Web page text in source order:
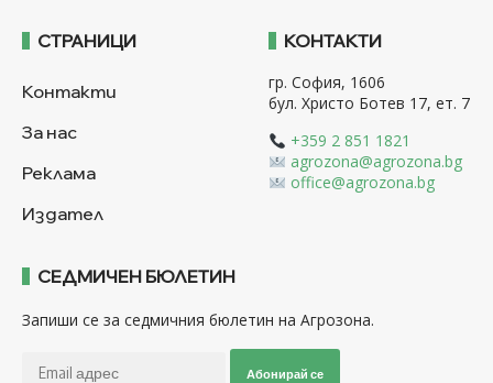
СТРАНИЦИ
Контакти
За нас
Реклама
Издател
КОНТАКТИ
гр. София, 1606
бул. Христо Ботев 17, ет. 7
+359 2 851 1821
agrozona@agrozona.bg
office@agrozona.bg
СЕДМИЧЕН БЮЛЕТИН
Запиши се за седмичния бюлетин на Агрозона.
Абонирай се